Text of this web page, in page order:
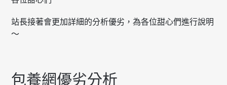
站長接著會更加詳細的分析優劣，為各位甜心們進行說明
～
包養網優劣分析